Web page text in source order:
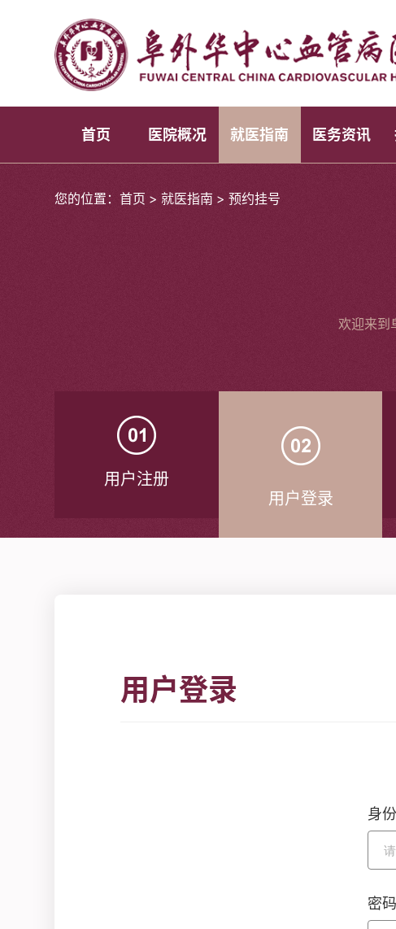
首页 医院概况 就医指南 医务资讯
您的位置：首页 > 就医指南 > 预约挂号
欢迎来到
用户注册
用户登录
用户登录
身
密码